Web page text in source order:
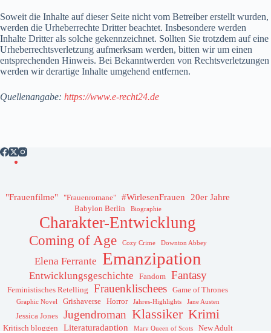
Soweit die Inhalte auf dieser Seite nicht vom Betreiber erstellt wurden,
werden die Urheberrechte Dritter beachtet. Insbesondere werden
Inhalte Dritter als solche gekennzeichnet. Sollten Sie trotzdem auf eine
Urheberrechtsverletzung aufmerksam werden, bitten wir um einen
entsprechenden Hinweis. Bei Bekanntwerden von Rechtsverletzungen
werden wir derartige Inhalte umgehend entfernen.
Quellenangabe: https://www.e-recht24.de
"Frauenfilme" "Frauenromane" #WirlesenFrauen 20er Jahre
Babylon Berlin Biographie
Charakter-Entwicklung
Coming of Age Cozy Crime Downton Abbey
Elena Ferrante Emanzipation
Entwicklungsgeschichte Fandom Fantasy
Feministisches Retelling Frauenklischees Game of Thrones
Graphic Novel Grishaverse Horror Jahres-Highlights Jane Austen
Jessica Jones Jugendroman Klassiker Krimi
Kritisch bloggen Literaturadaption Mary Queen of Scots New Adult